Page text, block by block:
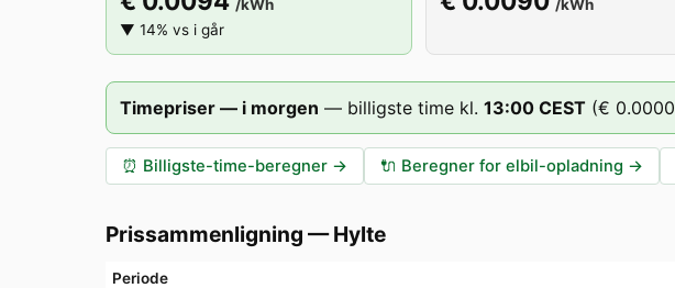
/kWh
▼ 14% vs i går
/kWh
Timepriser — i morgen — billigste time kl. 13:00 CEST (€ 0.0000
⏰ Billigste-time-beregner → 🔌 Beregner for elbil-opladning →
Prissammenligning —Hylte
Periode